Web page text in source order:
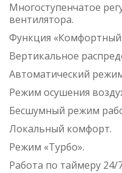
Многоступенчатое
вентилятора.
Функция «Комфортный
Вертикальное
Автоматический
Режим осушения
Бесшумный режим
Локальный комфорт.
Режим «Турбо».
Работа по таймеру 24/